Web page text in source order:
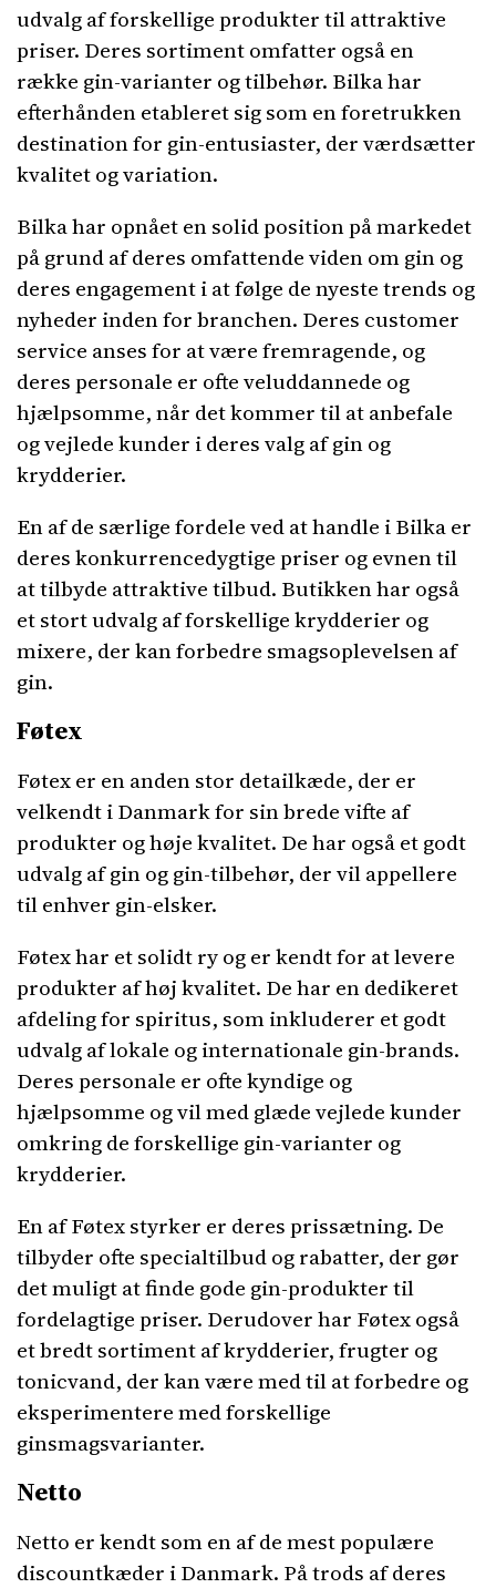
udvalg af forskellige produkter til attraktive
priser. Deres sortiment omfatter også en
række gin-varianter og tilbehør. Bilka har
efterhånden etableret sig som en foretrukken
destination for gin-entusiaster, der værdsætter
kvalitet og variation.
Bilka har opnået en solid position på markedet
på grund af deres omfattende viden om gin og
deres engagement i at følge de nyeste trends og
nyheder inden for branchen. Deres customer
service anses for at være fremragende, og
deres personale er ofte veluddannede og
hjælpsomme, når det kommer til at anbefale
og vejlede kunder i deres valg af gin og
krydderier.
En af de særlige fordele ved at handle i Bilka er
deres konkurrencedygtige priser og evnen til
at tilbyde attraktive tilbud. Butikken har også
et stort udvalg af forskellige krydderier og
mixere, der kan forbedre smagsoplevelsen af
gin.
Føtex
Føtex er en anden stor detailkæde, der er
velkendt i Danmark for sin brede vifte af
produkter og høje kvalitet. De har også et godt
udvalg af gin og gin-tilbehør, der vil appellere
til enhver gin-elsker.
Føtex har et solidt ry og er kendt for at levere
produkter af høj kvalitet. De har en dedikeret
afdeling for spiritus, som inkluderer et godt
udvalg af lokale og internationale gin-brands.
Deres personale er ofte kyndige og
hjælpsomme og vil med glæde vejlede kunder
omkring de forskellige gin-varianter og
krydderier.
En af Føtex styrker er deres prissætning. De
tilbyder ofte specialtilbud og rabatter, der gør
det muligt at finde gode gin-produkter til
fordelagtige priser. Derudover har Føtex også
et bredt sortiment af krydderier, frugter og
tonicvand, der kan være med til at forbedre og
eksperimentere med forskellige
ginsmagsvarianter.
Netto
Netto er kendt som en af de mest populære
discountkæder i Danmark. På trods af deres